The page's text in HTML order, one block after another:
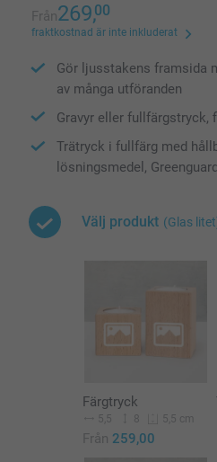
Från269,00
fraktkostnad är inte inkluderat
Gör ljusstakens framsida
av många utföranden
Gravyr eller fullfärgstryck,
Trätryck i fullfärg med
lösningsmedel,
Välj produkt (Glas
Färgtryck
5,5 8 5,5 cm
Från 259,00